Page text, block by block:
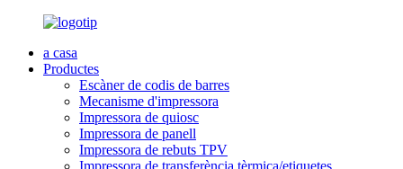
a casa
Productes
Escàner de codis de barres
Mecanisme d'impressora
Impressora de quiosc
Impressora de panell
Impressora de rebuts TPV
Impressora de transferència tèrmica/etiquetes